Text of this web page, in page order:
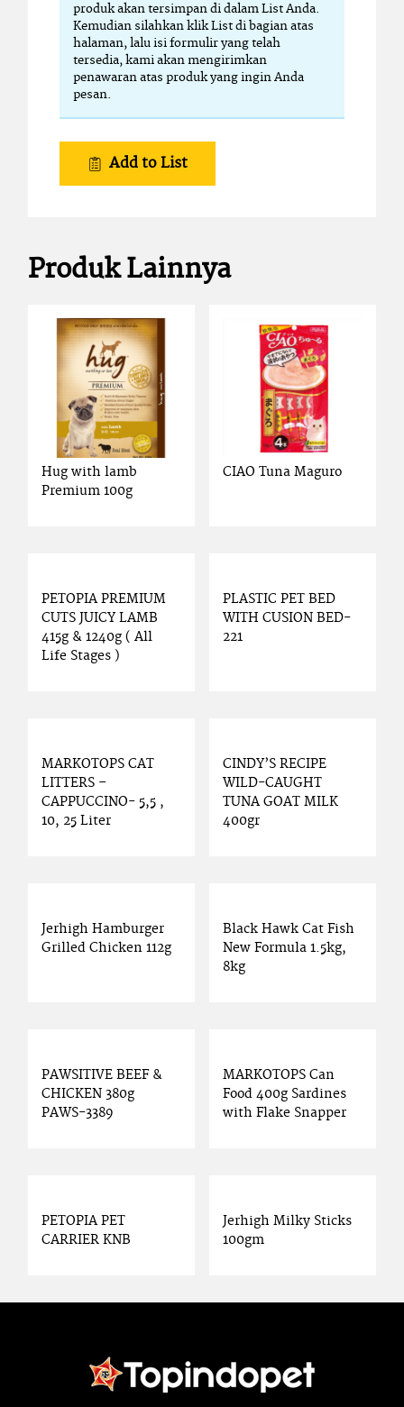
produk akan tersimpan di dalam List Anda.
Kemudian silahkan klik List di bagian atas
halaman, lalu isi formulir yang telah
tersedia, kami akan mengirimkan
penawaran atas produk yang ingin Anda
pesan.
Add to List
Produk Lainnya
Hug with lamb
Premium 100g
CIAO Tuna Maguro
PETOPIA PREMIUM
CUTS JUICY LAMB
415g & 1240g ( All
Life Stages )
PLASTIC PET BED
WITH CUSION BED-
221
MARKOTOPS CAT
LITTERS –
CAPPUCCINO- 5,5 ,
10, 25 Liter
CINDY’S RECIPE
WILD-CAUGHT
TUNA GOAT MILK
400gr
Jerhigh Hamburger
Grilled Chicken 112g
Black Hawk Cat Fish
New Formula 1.5kg,
8kg
PAWSITIVE BEEF &
CHICKEN 380g
PAWS-3389
MARKOTOPS Can
Food 400g Sardines
with Flake Snapper
PETOPIA PET
CARRIER KNB
Jerhigh Milky Sticks
100gm